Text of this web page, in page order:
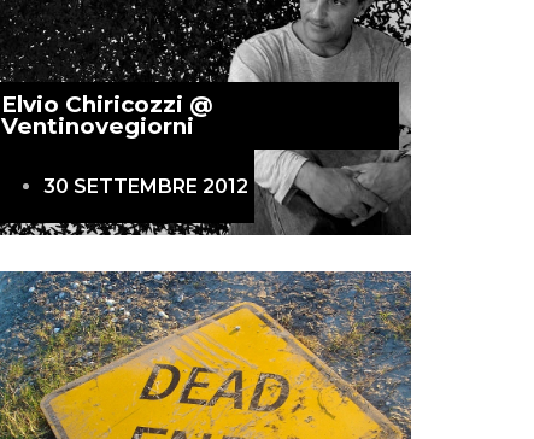
Elvio Chiricozzi @
Ventinovegiorni
30 SETTEMBRE 2012